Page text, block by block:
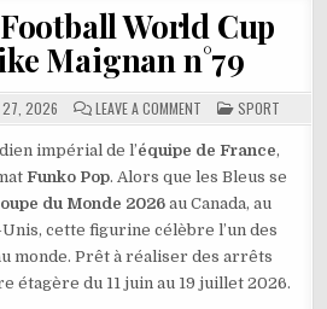
World Cup
Maignan n°79
27, 2026 LEAVE A COMMENTON
FUNKO
FOOTBALL
CUP
2026
–
MIKE
MAIGNAN
N°79
POSTED
IN
SPORT
impérial de l’équipe de France,
Funko Pop. Alors que les Bleus se
du Monde 2026au Canada, au
cette figurine célèbre l’un des
monde. Prêt à réaliser des arrêts
étagère du 11 juin au 19 juillet 2026.